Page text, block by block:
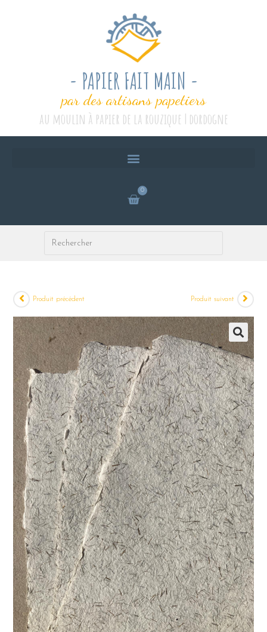
- PAPIER FAIT MAIN -
par des artisans papetiers
au moulin à papier de la rouzique | dordogne
0
Produit précédent Produit suivant
🔍